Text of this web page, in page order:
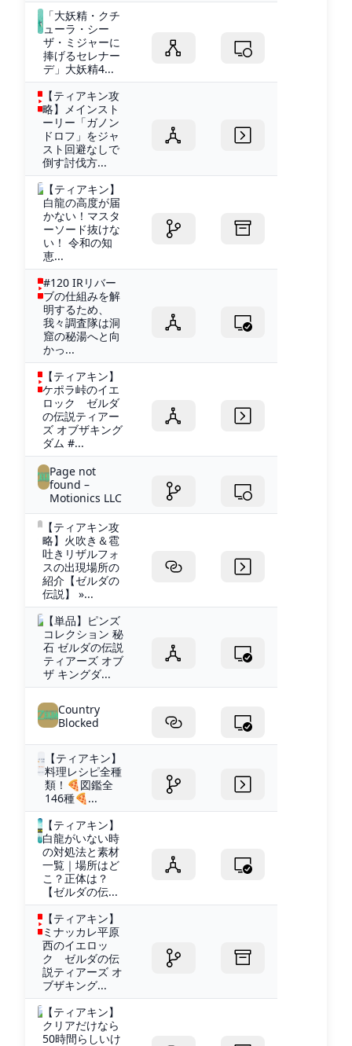
「大妖精・クチ
ューラ・シー
ザ・ミジャーに
捧げるセレナー
デ」大妖精4...
【ティアキン攻
略】メインスト
ーリー「ガノン
ドロフ」をジャ
スト回避なしで
倒す討伐方...
【ティアキン】
白龍の高度が届
かない！マスタ
ーソード抜けな
い！ 令和の知
恵...
#120 IRリバー
ブの仕組みを解
明するため、
我々調査隊は洞
窟の秘湯へと向
かっ...
【ティアキン】
ケポラ峠のイエ
ロック ゼルダ
の伝説ティアー
ズ オブザキング
ダム #...
Page not
found –
Motionics LLC
【ティアキン攻
略】火吹き＆雹
吐きリザルフォ
スの出現場所の
紹介【ゼルダの
伝説】 »...
【単品】ピンズ
コレクション 秘
石 ゼルダの伝説
ティアーズ オブ
ザ キングダ...
Country
Blocked
【ティアキン】
料理レシピ全種
類！🍕図鑑全
146種🍕...
【ティアキン】
白龍がいない時
の対処法と素材
一覧｜場所はど
こ？正体は？
【ゼルダの伝...
【ティアキン】
ミナッカレ平原
西のイエロッ
ク ゼルダの伝
説ティアーズ オ
ブザキング...
【ティアキン】
クリアだけなら
50時間らしいけ